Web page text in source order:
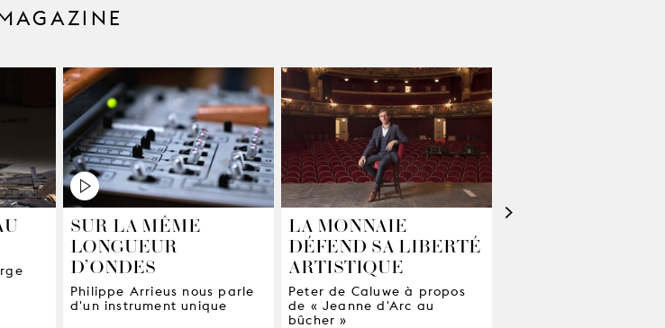
>
SUR LA MÊME
LONGUEUR
D’ONDES
Philippe Arrieus nous parle
d'un instrument unique
LA MONNAIE
DÉFEND SA LIBERTÉ
ARTISTIQUE
Peter de Caluwe à propos
de « Jeanne d'Arc au
bûcher »
LE